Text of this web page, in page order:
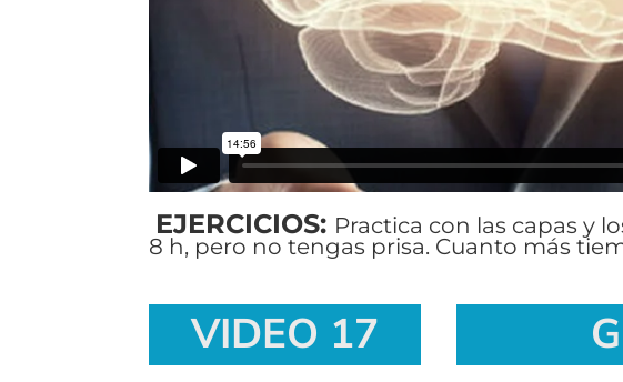
EJERCICIOS: Practica con las capas y
8 h, pero no tengas prisa. Cuanto más
VIDEO 17